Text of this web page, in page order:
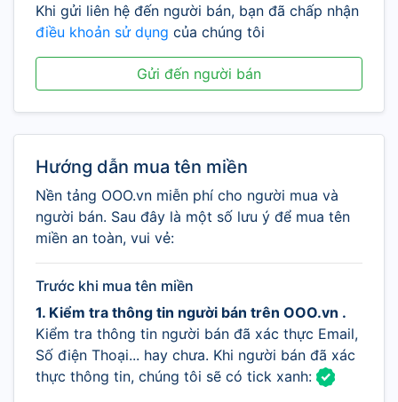
Khi gửi liên hệ đến người bán, bạn đã chấp nhận
điều khoản sử dụng của chúng tôi
Gửi đến người bán
Hướng dẫn mua tên miền
Nền tảng OOO.vn miễn phí cho người mua và
người bán. Sau đây là một số lưu ý để mua tên
miền an toàn, vui vẻ:
Trước khi mua tên miền
1. Kiểm tra thông tin người bán trên OOO.vn .
Kiểm tra thông tin người bán đã xác thực Email,
Số điện Thoại... hay chưa. Khi người bán đã xác
thực thông tin, chúng tôi sẽ có tick xanh: